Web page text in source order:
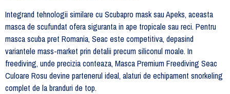
Integrand tehnologii similare cu Scubapro mask sau Apeks, aceasta
masca de scufundat ofera siguranta in ape tropicale sau reci. Pentru
masca scuba pret Romania, Seac este competitiva, depasind
variantele mass-market prin detalii precum siliconul moale. In
freediving, unde precizia conteaza, Masca Premium Freediving Seac
Culoare Rosu devine partenerul ideal, alaturi de echipament snorkeling
complet de la branduri de top.